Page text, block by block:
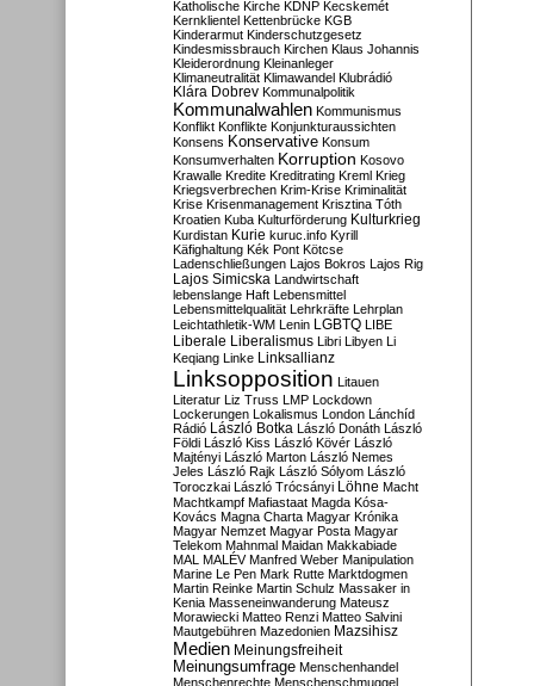
Katholische Kirche KDNP Kecskemét
Kernklientel Kettenbrücke KGB
Kinderarmut Kinderschutzgesetz
Kindesmissbrauch Kirchen Klaus Johannis
Kleiderordnung Kleinanleger
Klimaneutralität Klimawandel Klubrádió
Klára Dobrev Kommunalpolitik
Kommunalwahlen Kommunismus
Konflikt Konflikte Konjunkturaussichten
Konsens Konservative Konsum
Konsumverhalten Korruption Kosovo
Krawalle Kredite Kreditrating Kreml Krieg
Kriegsverbrechen Krim-Krise Kriminalität
Krise Krisenmanagement Krisztina Tóth
Kroatien Kuba Kulturförderung Kulturkrieg
Kurdistan Kurie kuruc.info Kyrill
Käfighaltung Kék Pont Kötcse
Ladenschließungen Lajos Bokros Lajos Rig
Lajos Simicska Landwirtschaft
lebenslange Haft Lebensmittel
Lebensmittelqualität Lehrkräfte Lehrplan
Leichtathletik-WM Lenin LGBTQ LIBE
Liberale Liberalismus Libri Libyen Li
Keqiang Linke Linksallianz
Linksopposition Litauen
Literatur Liz Truss LMP Lockdown
Lockerungen Lokalismus London Lánchíd
Rádió
László Botka László Donáth László
Földi László Kiss László Kövér László
Majtényi László Marton László Nemes
Jeles László Rajk László Sólyom László
Toroczkai László Trócsányi Löhne Macht
Machtkampf Mafiastaat Magda Kósa-
Kovács Magna Charta Magyar Krónika
Magyar Nemzet Magyar Posta Magyar
Telekom Mahnmal Maidan Makkabiade
MAL MALÉV Manfred Weber Manipulation
Marine Le Pen Mark Rutte Marktdogmen
Martin Reinke Martin Schulz Massaker in
Kenia Masseneinwanderung Mateusz
Morawiecki Matteo Renzi Matteo Salvini
Mautgebühren Mazedonien Mazsihisz
Medien Meinungsfreiheit
Meinungsumfrage Menschenhandel
Menschenrechte Menschenschmuggel